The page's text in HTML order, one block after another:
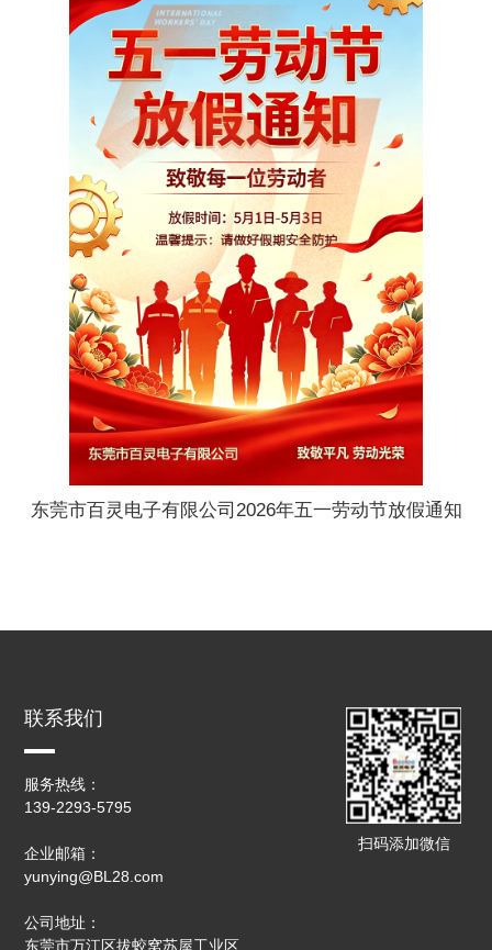
东莞市百灵电子有限公司2026年五一劳动节放假通知
联系我们
服务热线：
139-2293-5795
企业邮箱：
yunying@BL28.com
公司地址：
东莞市万江区拔蛟窝苏屋工业区
扫码添加微信